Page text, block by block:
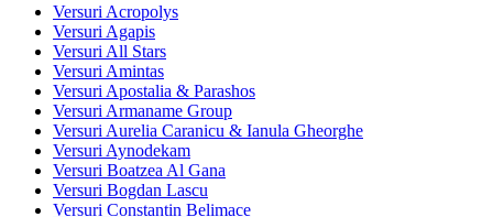
Versuri Acropolys
Versuri Agapis
Versuri All Stars
Versuri Amintas
Versuri Apostalia & Parashos
Versuri Armaname Group
Versuri Aurelia Caranicu & Ianula Gheorghe
Versuri Aynodekam
Versuri Boatzea Al Gana
Versuri Bogdan Lascu
Versuri Constantin Belimace